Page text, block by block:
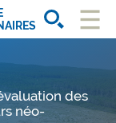
des
néo-